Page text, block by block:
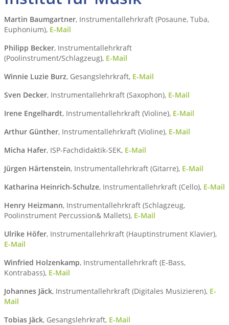
Martin Baumgartner, Instrumentallehrkraft (Posaune, Tuba,
Euphonium), E-Mail
Philipp Becker, Instrumentallehrkraft
(Poolinstrument/Schlagzeug), E-Mail
Winnie Luzie Burz, Gesangslehrkraft, E-Mail
Sven Decker, Instrumentallehrkraft (Saxophon), E-Mail
Irene Engelhardt, Instrumentallehrkraft (Violine), E-Mail
Arthur Günther, Instrumentallehrkraft (Violine), E-Mail
Micha Hafer, ISP-Fachdidaktik-SEK, E-Mail
Jürgen Härtenstein, Instrumentallehrkraft (Gitarre), E-Mail
Katharina Heinrich-Schulze, Instrumentallehrkraft (Cello), E-Mail
Henry Heizmann, Instrumentallehrkraft (Schlagzeug,
Poolinstrument Percussion& Mallets), E-Mail
Ulrike Höfer, Instrumentallehrkraft (Hauptinstrument Klavier),
E-Mail
Winfried Holzenkamp, Instrumentallehrkraft (E-Bass,
Kontrabass), E-Mail
Johannes Jäck, Instrumentallehrkraft (Digitales Musizieren), E-
Mail
Tobias Jäck, Gesangslehrkraft, E-Mail